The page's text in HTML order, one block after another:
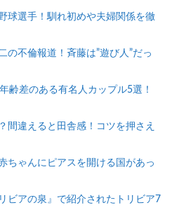
球選手！馴れ初めや夫婦関係を徹
の不倫報道！斉藤は”遊び人”だっ
齢差のある有名人カップル5選！
間違えると田舎感！コツを押さえ
ちゃんにピアスを開ける国があっ
ビアの泉』で紹介されたトリビア7